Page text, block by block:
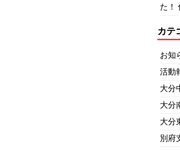
た！
カテ
お知
活動
大分
大分
大分
別府